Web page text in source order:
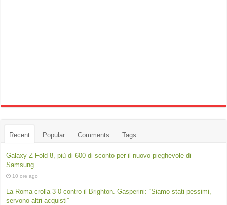
Recent Popular Comments Tags
Galaxy Z Fold 8, più di 600 di sconto per il nuovo pieghevole di
Samsung
10 ore ago
La Roma crolla 3-0 contro il Brighton. Gasperini: “Siamo stati pessimi,
servono altri acquisti”